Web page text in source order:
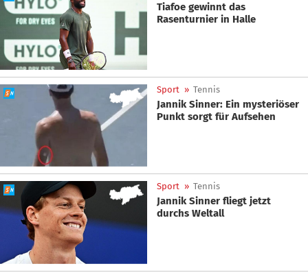
Tiafoe gewinnt das
Rasenturnier in Halle
Sport » Tennis
Jannik Sinner: Ein mysteriöser
Punkt sorgt für Aufsehen
Sport » Tennis
Jannik Sinner fliegt jetzt
durchs Weltall